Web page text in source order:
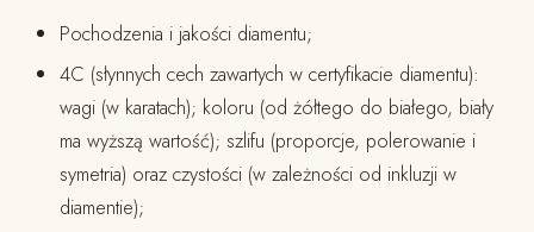
Pochodzenia i jakości diamentu;
4C (słynnych cech zawartych w certyfikacie diamentu):
wagi (w karatach); koloru (od żółtego do białego, biały
ma wyższą wartość); szlifu (proporcje, polerowanie i
symetria) oraz czystości (w zależności od inkluzji w
diamentie);